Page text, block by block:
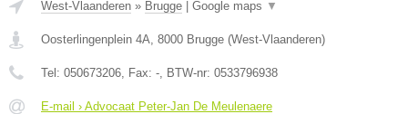
West-Vlaanderen » Brugge Google maps ▼
Oosterlingenplein 4A, 8000 Brugge (West-Vlaanderen)
Tel: 050673206, Fax: -, BTW-nr: 0533796938
E-mail › Advocaat Peter-Jan De Meulenaere